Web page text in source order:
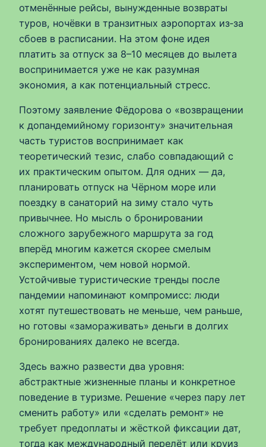
отменённые рейсы, вынужденные возвраты
туров, ночёвки в транзитных аэропортах из‑за
сбоев в расписании. На этом фоне идея
платить за отпуск за 8–10 месяцев до вылета
воспринимается уже не как разумная
экономия, а как потенциальный стресс.
Поэтому заявление Фёдорова о «возвращении
к допандемийному горизонту» значительная
часть туристов воспринимает как
теоретический тезис, слабо совпадающий с
их практическим опытом. Для одних — да,
планировать отпуск на Чёрном море или
поездку в санаторий на зиму стало чуть
привычнее. Но мысль о бронировании
сложного зарубежного маршрута за год
вперёд многим кажется скорее смелым
экспериментом, чем новой нормой.
Устойчивые туристические тренды после
пандемии напоминают компромисс: люди
хотят путешествовать не меньше, чем раньше,
но готовы «замораживать» деньги в долгих
бронированиях далеко не всегда.
Здесь важно развести два уровня:
абстрактные жизненные планы и конкретное
поведение в туризме. Решение «через пару лет
сменить работу» или «сделать ремонт» не
требует предоплаты и жёсткой фиксации дат,
тогда как международный перелёт или круиз